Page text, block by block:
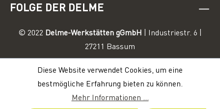
FOLGE DER DELME
© 2022 Delme-Werkstätten gGmbH | Industriestr. 6 |
27211 Bassum
Diese Website verwendet Cookies, um eine
bestmögliche Erfahrung bieten zu können.
Mehr Informationen ...